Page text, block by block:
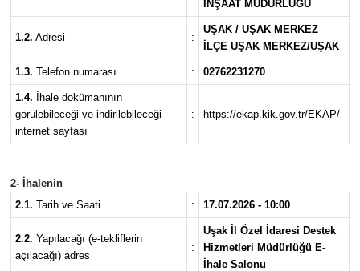
İNŞAAT MÜDÜRLÜĞÜ
1.2. Adresi :
UŞAK / UŞAK MERKEZ
İLÇE UŞAK MERKEZ/UŞAK
1.3. Telefon numarası : 02762231270
1.4. İhale dokümanının
görülebileceği ve indirilebileceği
internet sayfası
: https://ekap.kik.gov.tr/EKAP/
2- İhalenin
2.1. Tarih ve Saati : 17.07.2026 - 10:00
2.2. Yapılacağı (e-tekliflerin
açılacağı) adres
:
Uşak İl Özel İdaresi Destek
Hizmetleri Müdürlüğü E-
İhale Salonu